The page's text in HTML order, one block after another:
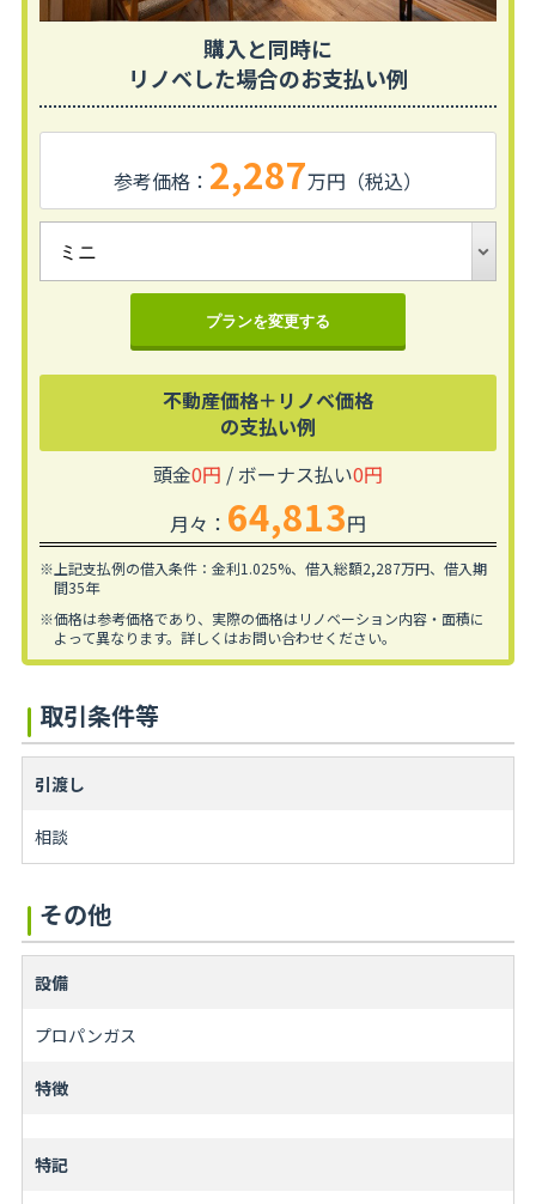
購入と同時に
リノベした場合のお支払い例
参考価格： 2,287万円（税込）
プランを変更する
不動産価格＋リノベ価格
の支払い例
頭金0円 / ボーナス払い0円
月々： 64,813円
※上記支払例の借入条件：金利1.025%、 借入総額2,287万円、借入期
間35年
※価格は参考価格であり、実際の価格はリノベーション内容・面積に
よって異なります。 詳しくはお問い合わせください。
取引条件等
引渡し
相談
その他
設備
プロパンガス
特徴
特記